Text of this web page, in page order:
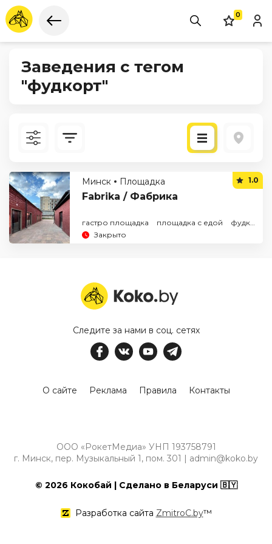
0
Заведения с тегом
"фудкорт"
По рейтингуМинск Площадка
Fabrika / Фабрика
1.0
гастро площадка площадка с едой
фудкорт
Закрыто
Следите за нами в соц. сетях
О сайте Реклама Правила Контакты
ООО «РокетМедиа» УНП 193758791
г. Минск, пер. Музыкальный 1, пом. 301 | admin@koko.by
© 2026 Кокобай | Сделано в Беларуси 🇧🇾
Разработка сайта ZmitroC.by™